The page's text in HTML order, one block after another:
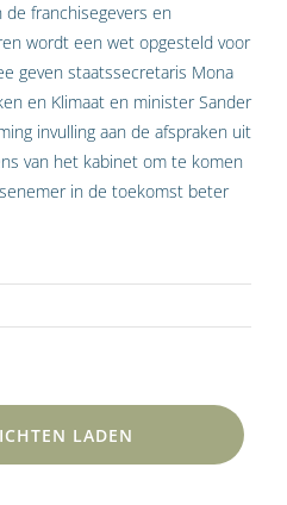
franchisegevers en
wordt een wet opgesteld voor
geven staatssecretaris Mona
en Klimaat en minister Sander
invulling aan de afspraken uit
van het kabinet om te komen
in de toekomst beter
LADEN